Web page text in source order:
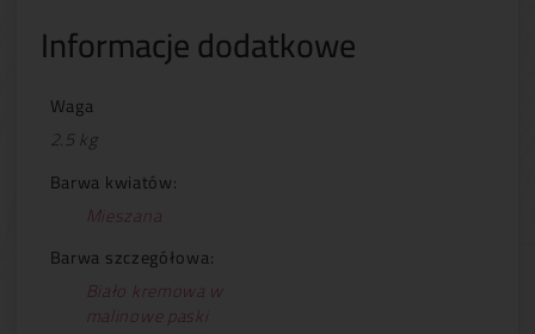
Informacje dodatkowe
Waga
2.5 kg
Barwa kwiatów:
Mieszana
Barwa szczegółowa:
Biało kremowa w
malinowe paski